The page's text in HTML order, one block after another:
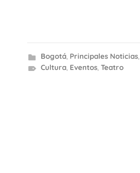
Bogotá, Principales Noticias,
Cultura, Eventos, Teatro